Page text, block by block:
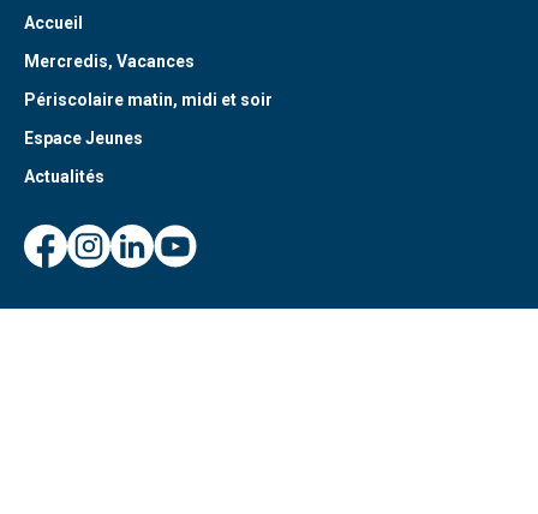
Accueil
Mercredis, Vacances
Périscolaire matin, midi et soir
Espace Jeunes
Actualités